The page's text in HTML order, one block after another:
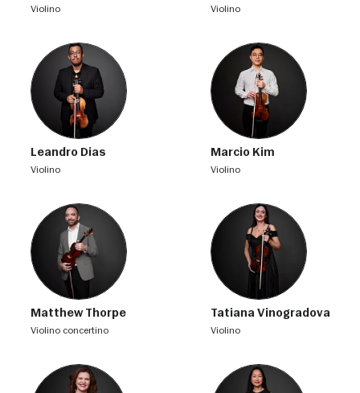
violino violino
Leandro Dias
violino
Marcio Kim
violino
Matthew Thorpe
violino concertino
Tatiana Vinogradova
violino